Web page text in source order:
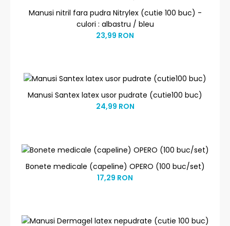
Manusi nitril fara pudra Nitrylex (cutie 100 buc) -
culori : albastru / bleu
23,99 RON
Manusi Santex latex usor pudrate (cutie100 buc)
24,99 RON
Bonete medicale (capeline) OPERO (100 buc/set)
17,29 RON